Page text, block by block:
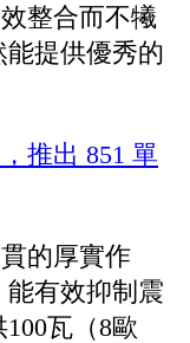
整合而不犧
提供優秀的
的厚實作
有效抑制震
瓦（8歐